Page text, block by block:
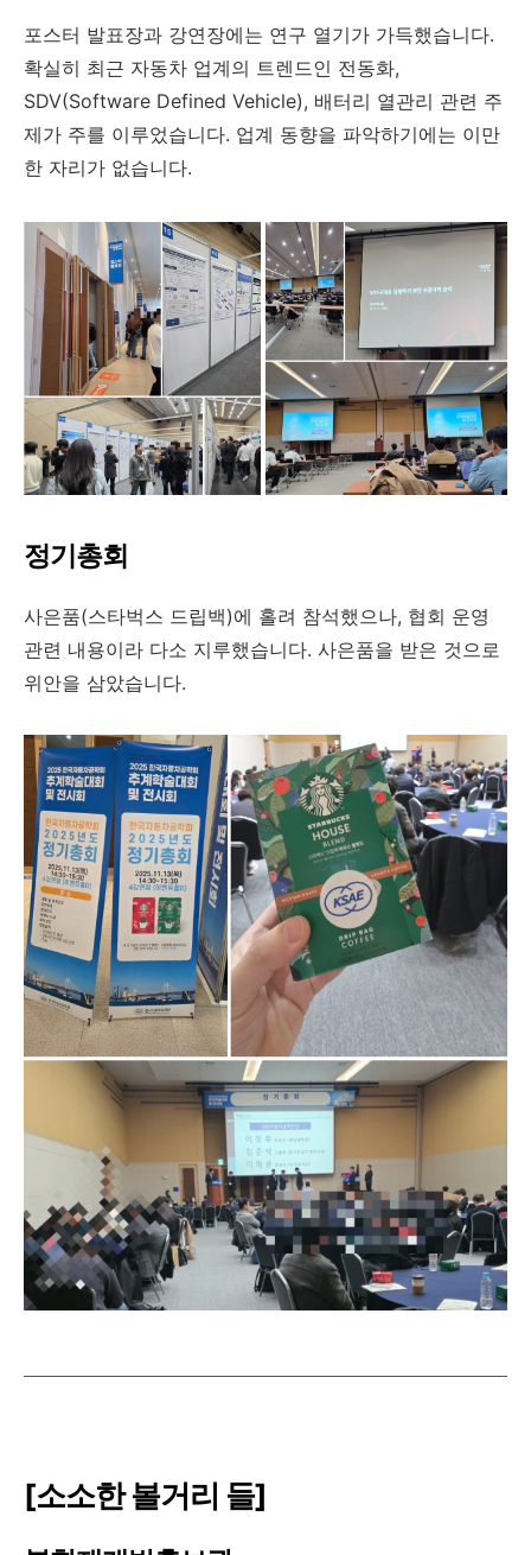
포스터 발표장과 강연장에는 연구 열기가 가득했습니다.
확실히 최근 자동차 업계의 트렌드인 전동화,
SDV(Software Defined Vehicle), 배터리 열관리 관련 주
제가 주를 이루었습니다. 업계 동향을 파악하기에는 이만
한 자리가 없습니다.
정기총회
사은품(스타벅스 드립백)에 홀려 참석했으나, 협회 운영
관련 내용이라 다소 지루했습니다. 사은품을 받은 것으로
위안을 삼았습니다.
[소소한 볼거리 들]